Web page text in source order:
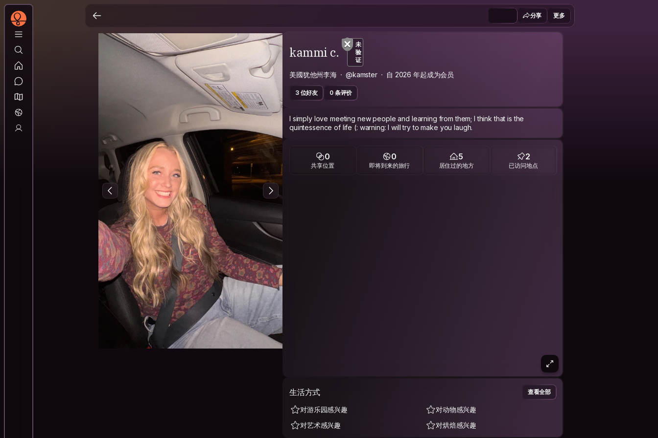
分享 更多
kammi c.
未
验
证
美國犹他州李海 @kamster 自 2026 年起成为会员
3 位好友 0 条评价
I simply love meeting new people and learning from them; I think that is the
quintessence of life (: warning: I will try to make you laugh.
0
共享位置
0
即将到来的旅行
5
居住过的地方
2
已访问地点
生活方式 查看全部
对游乐园感兴趣
对动物感兴趣
对艺术感兴趣
对烘焙感兴趣